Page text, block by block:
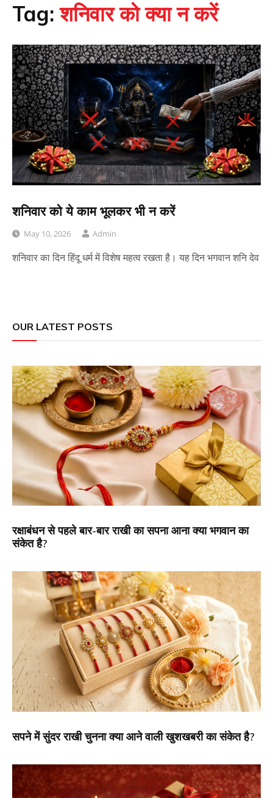
Tag:शनिवार को क्या न करें
शनिवार को ये काम भूलकर भी न करें
May 10, 2026 Admin
शनिवार का दिन हिंदू धर्म में विशेष महत्व रखता है। यह दिन भगवान शनि देव
OUR LATEST POSTS
रक्षाबंधन से पहले बार-बार राखी का सपना आना क्या भगवान का
संकेत है?
सपने में सुंदर राखी चुनना क्या आने वाली खुशखबरी का संकेत है?